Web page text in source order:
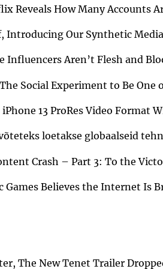
Reveals How Many Accounts
Introducing Our Synthetic
Influencers Aren’t Flesh and
Social Experiment to Be
iPhone 13 ProRes Video Format
loetakse globaalseid
Crash – Part 3: To the
Games Believes the Internet Is
The New Tenet Trailer